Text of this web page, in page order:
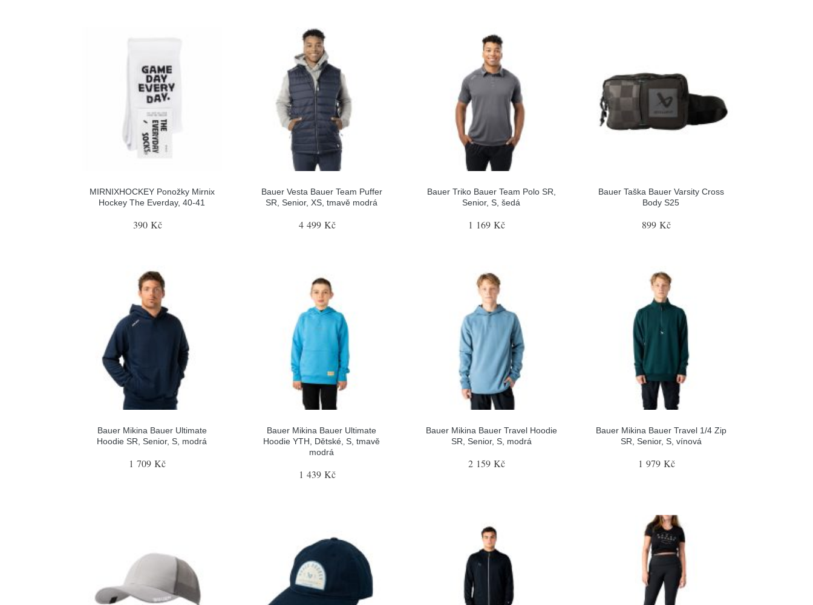
MIRNIXHOCKEY Ponožky Mirnix
Hockey The Everday, 40-41
390 Kč
Bauer Vesta Bauer Team Puffer
SR, Senior, XS, tmavě modrá
4 499 Kč
Bauer Triko Bauer Team Polo SR,
Senior, S, šedá
1 169 Kč
Bauer Taška Bauer Varsity Cross
Body S25
899 Kč
Bauer Mikina Bauer Ultimate
Hoodie SR, Senior, S, modrá
1 709 Kč
Bauer Mikina Bauer Ultimate
Hoodie YTH, Dětské, S, tmavě
modrá
1 439 Kč
Bauer Mikina Bauer Travel Hoodie
SR, Senior, S, modrá
2 159 Kč
Bauer Mikina Bauer Travel 1/4 Zip
SR, Senior, S, vínová
1 979 Kč